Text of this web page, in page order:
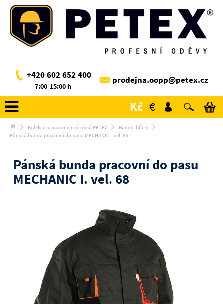
+420 602 652 400
7:00-15:00 h
prodejna.oopp@petex.cz
Kč €
Kolekce pracovních výrobků PETEX
Bundy, blůzy
Pánská bunda pracovní do pasu MECHANIC I. vel. 68
Pánská bunda pracovní do pasu
MECHANIC I. vel. 68